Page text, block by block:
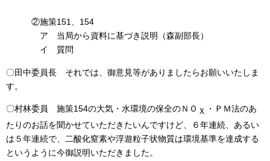
②施策151、154
ア 当局から資料に基づき説明（森副部長）
イ 質問
〇田中委員長 それでは、御意見等がありましたらお願いいたしま
す。
〇村林委員 施策154の大気・水環境の保全のＮＯ Ｘ ・ＰＭ法のあ
たりのお話を聞かせていただきたいんですけど、６年連続、あるい
は５年連続で、二酸化窒素や浮遊粒子状物質は環境基準を達成する
というように今御説明いただきました。